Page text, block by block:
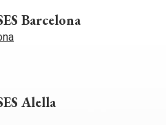
Barcelona
Alella